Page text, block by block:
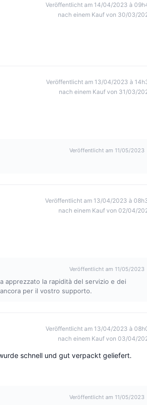
Veröffentlicht am 14/04/2023 à
nach einem Kauf von 30/03/
Veröffentlicht am 13/04/2023 à
nach einem Kauf von 31/03/
Veröffentlicht am 11/05/2023
Veröffentlicht am 13/04/2023 à
nach einem Kauf von 02/04/
Veröffentlicht am 11/05/2023
apprezzato la rapidità del servizio e dei
per il vostro supporto.
Veröffentlicht am 13/04/2023 à
nach einem Kauf von 03/04/
schnell und gut verpackt geliefert.
Veröffentlicht am 11/05/2023